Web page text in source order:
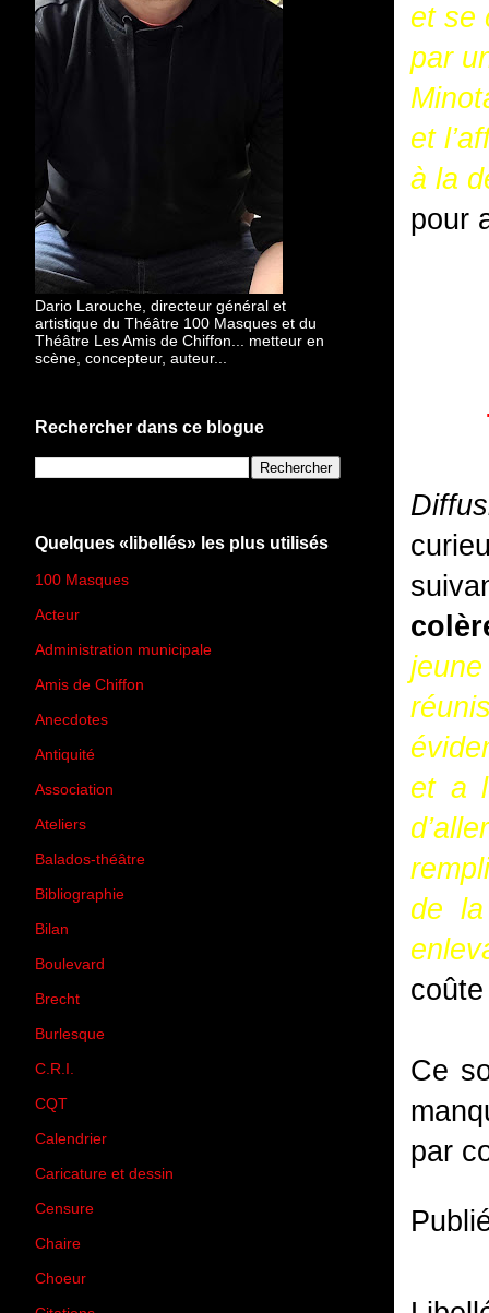
et se
par
et
à la
pour
et a
de la
Ce
par
Dario Larouche, directeur général et
artistique du Théâtre 100 Masques et du
Théâtre Les Amis de Chiffon... metteur en
scène, concepteur, auteur...
Rechercher dans ce blogue
Quelques «libellés» les plus utilisés
100 Masques
Acteur
Administration municipale
Amis de Chiffon
Anecdotes
Antiquité
Association
Ateliers
Balados-théâtre
Bibliographie
Bilan
Boulevard
Brecht
Burlesque
C.R.I.
CQT
Calendrier
Caricature et dessin
Censure
Chaire
Choeur